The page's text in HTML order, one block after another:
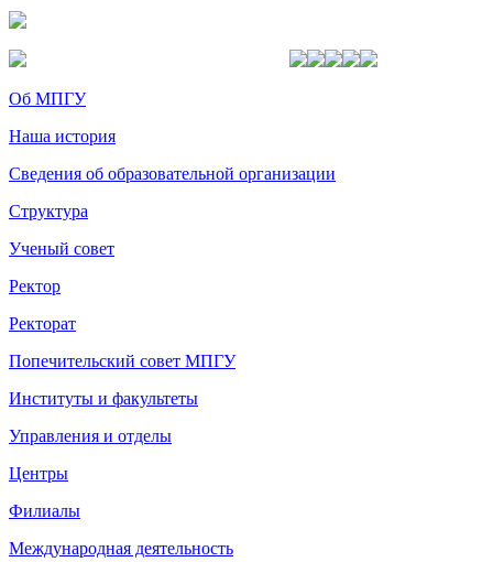
Об МПГУ
Наша история
Сведения об образовательной организации
Структура
Ученый совет
Ректор
Ректорат
Попечительский совет МПГУ
Институты и факультеты
Управления и отделы
Центры
Филиалы
Международная деятельность